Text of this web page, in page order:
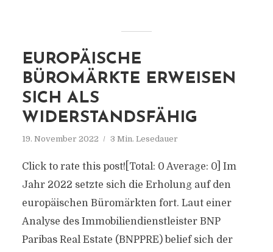
EUROPÄISCHE
BÜROMÄRKTE ERWEISEN
SICH ALS
WIDERSTANDSFÄHIG
19. November 2022 3 Min. Lesedauer
Click to rate this post![Total: 0 Average: 0] Im
Jahr 2022 setzte sich die Erholung auf den
europäischen Büromärkten fort. Laut einer
Analyse des Immobiliendienstleister BNP
Paribas Real Estate (BNPPRE) belief sich der